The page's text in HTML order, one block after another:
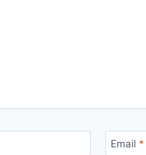
Email *